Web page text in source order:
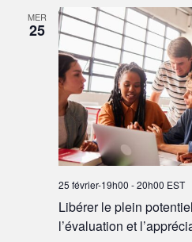
MER
25
Libérer le plein
l’évaluation et
25 février-19h00 -20h00 EST